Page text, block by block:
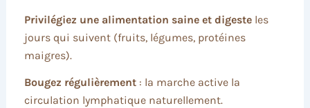
Privilégiez une alimentation saine et digesteles
jours qui suivent (fruits, légumes, protéines
maigres).
Bougez régulièrement: la marche active la
circulation lymphatique naturellement.